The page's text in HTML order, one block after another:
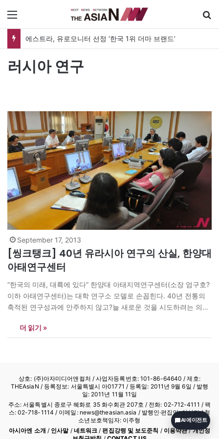
에스트라, 유로모니터 선정 ‘한국 1위 더마 브랜드’
러시아 연구
September 17, 2013
[씽크탱크] 40년 유라시아 연구의 산실, 한양대
아태연구센터
“한국의 미래, 대륙에 있다” 한양대 아태지역연구센터(소장 엄구호?
이하 아태연구센터)는 대학 연구소 모델로 손꼽힌다. 40년 전통의
축적된 연구성과에 안주하지 않고?늘 새로운 것을 시도하려는 의지
연구소를 모태로 한다. 냉전 당시 중국과 소련에 대한 정보를 얻기
힘든 상황에서 중소연구소의 존재는 독보적이었다. 소련 붕괴 후
더 읽기 »
상호: (주)아자미디어앤컬처 /사업자등록번호: 101-86-64640 / 제호:
THEAsiaN / 등록정보: 서울특별시 아01771 / 등록일: 2011년 9월 6일 / 발행
일: 2011년 11월 11일
주소: 서울특별시 종로구 혜화로 35 화수회관 207호 / 전화: 02-712-4111 / 팩
스: 02-718-1114 / 이메일: news@theasian.asia / 발행인·편집인: 이상기 / 청
소년보호책임자: 이주형
아시아엔 소개 / 인사말/ 네트워크 /편집강령 및 보도준칙 / 이용약관/개인정
AI 에이전트